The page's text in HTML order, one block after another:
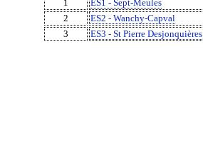
1
ES1 - Sept-Meules
2
ES2 - Wanchy-Capval
3
ES3 - St Pierre Desjonquières